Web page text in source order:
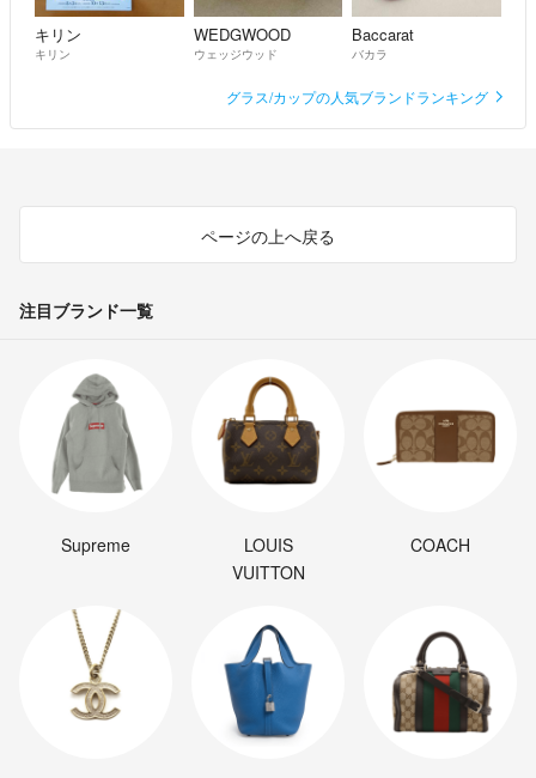
キリン
キリン
WEDGWOOD
ウェッジウッド
Baccarat
バカラ
グラス/カップの人気ブランドランキング
ページの上へ戻る
注目ブランド一覧
Supreme
LOUIS
VUITTON
COACH